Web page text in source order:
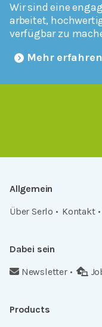
Wir sind eine
arbeitet,
verfügbar zu
Mehr erfahren
Allgemein
Über Serlo
Kontakt
Dabei sein
Newsletter
Products